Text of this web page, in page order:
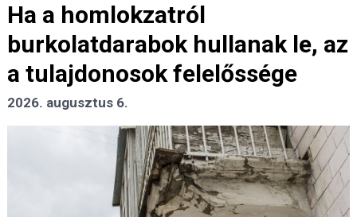
Ha a homlokzatról
burkolatdarabok hullanak le, az
a tulajdonosok felelőssége
2026. augusztus 6.